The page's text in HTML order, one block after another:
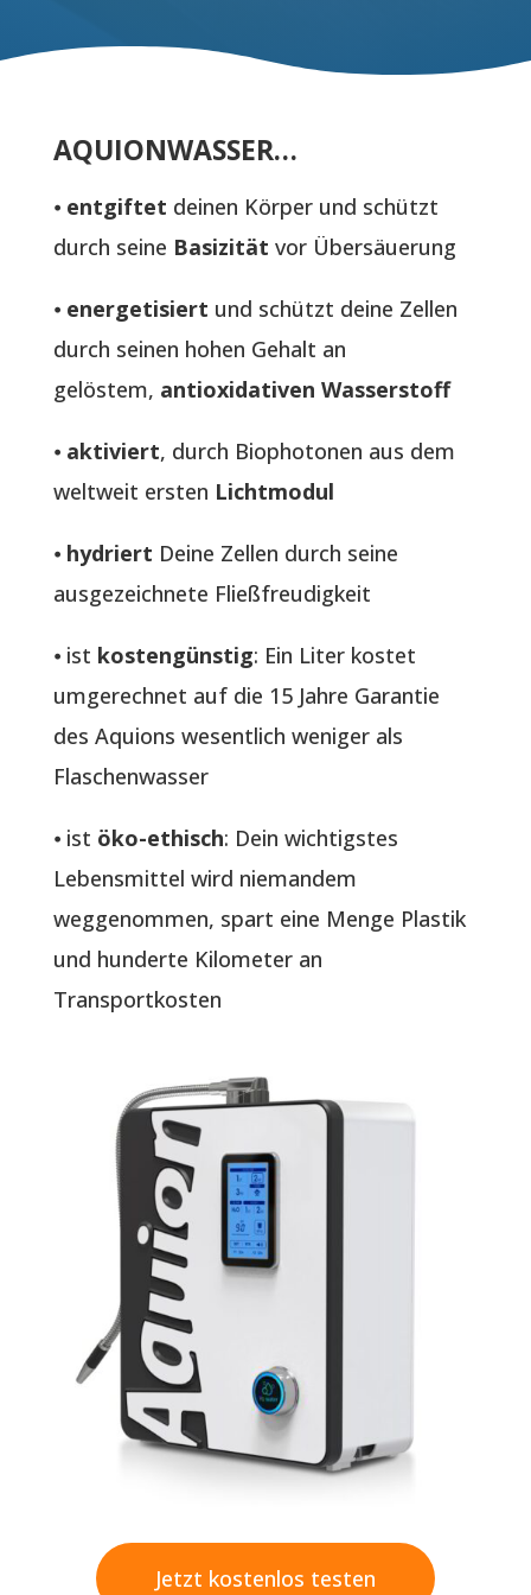
AQUIONWASSER…
⦁ entgiftet deinen Körper und schützt
durch seine Basizität vor Übersäuerung
⦁ energetisiert und schützt deine Zellen
durch seinen hohen Gehalt an
gelöstem, antioxidativen Wasserstoff
⦁ aktiviert, durch Biophotonen aus dem
weltweit ersten Lichtmodul
⦁ hydriert Deine Zellen durch seine
ausgezeichnete Fließfreudigkeit
⦁ ist kostengünstig: Ein Liter kostet
umgerechnet auf die 15 Jahre Garantie
des Aquions wesentlich weniger als
Flaschenwasser
⦁ ist öko-ethisch: Dein wichtigstes
Lebensmittel wird niemandem
weggenommen, spart eine Menge Plastik
und hunderte Kilometer an
Transportkosten
Jetzt kostenlos testen